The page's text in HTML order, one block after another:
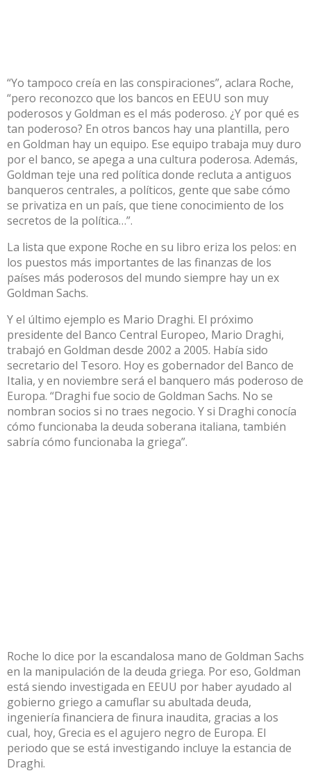
“Yo tampoco creía en las conspiraciones”, aclara Roche,
“pero reconozco que los bancos en EEUU son muy
poderosos y Goldman es el más poderoso. ¿Y por qué es
tan poderoso? En otros bancos hay una plantilla, pero
en Goldman hay un equipo. Ese equipo trabaja muy duro
por el banco, se apega a una cultura poderosa. Además,
Goldman teje una red política donde recluta a antiguos
banqueros centrales, a políticos, gente que sabe cómo
se privatiza en un país, que tiene conocimiento de los
secretos de la política…”.
La lista que expone Roche en su libro eriza los pelos: en
los puestos más importantes de las finanzas de los
países más poderosos del mundo siempre hay un ex
Goldman Sachs.
Y el último ejemplo es Mario Draghi. El próximo
presidente del Banco Central Europeo, Mario Draghi,
trabajó en Goldman desde 2002 a 2005. Había sido
secretario del Tesoro. Hoy es gobernador del Banco de
Italia, y en noviembre será el banquero más poderoso de
Europa. “Draghi fue socio de Goldman Sachs. No se
nombran socios si no traes negocio. Y si Draghi conocía
cómo funcionaba la deuda soberana italiana, también
sabría cómo funcionaba la griega”.
Roche lo dice por la escandalosa mano de Goldman Sachs
en la manipulación de la deuda griega. Por eso, Goldman
está siendo investigada en EEUU por haber ayudado al
gobierno griego a camuflar su abultada deuda,
ingeniería financiera de finura inaudita, gracias a los
cual, hoy, Grecia es el agujero negro de Europa. El
periodo que se está investigando incluye la estancia de
Draghi.